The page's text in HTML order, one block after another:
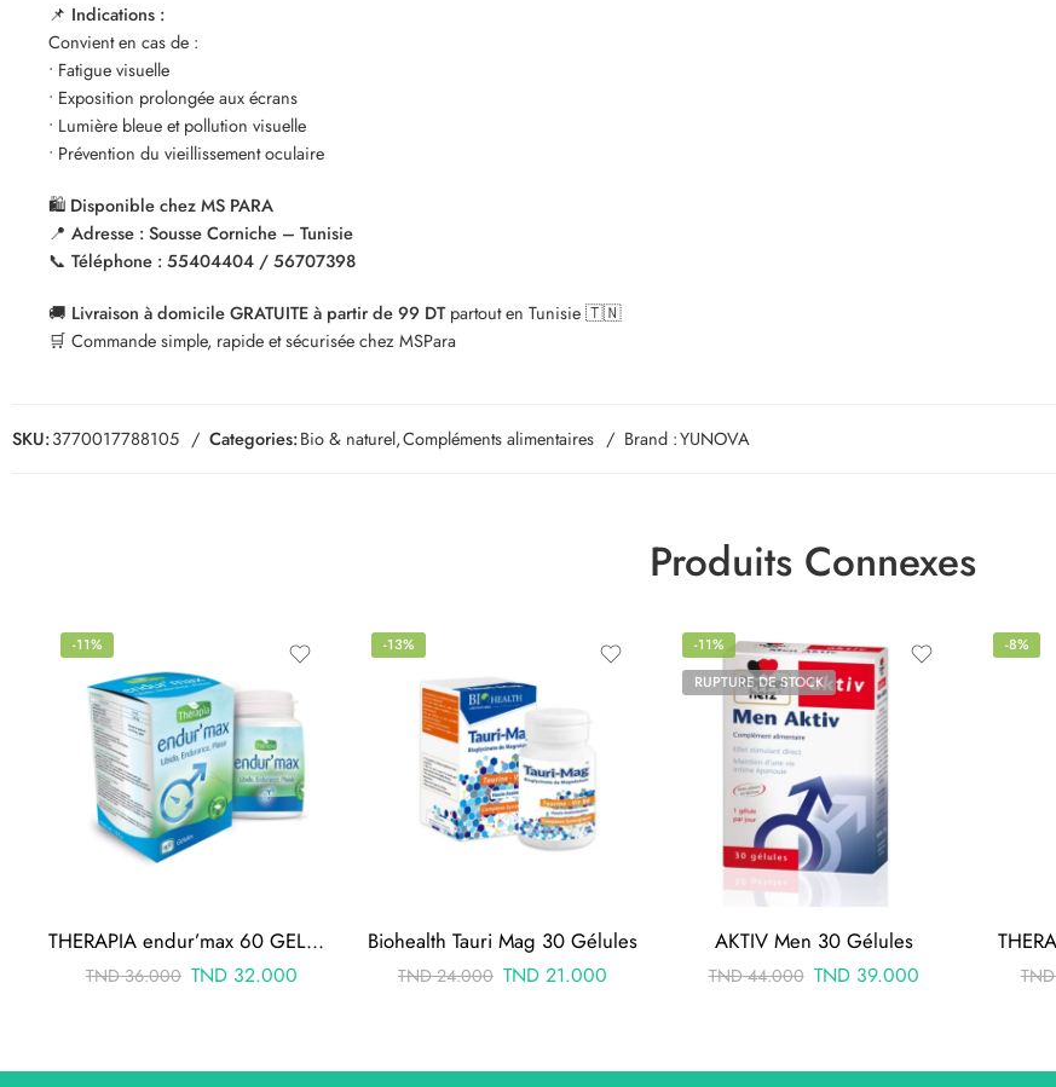
📌 Indications :
Convient en cas de :
• Fatigue visuelle
• Exposition prolongée aux écrans
• Lumière bleue et pollution visuelle
• Prévention du vieillissement oculaire
🛍️ Disponible chez MS PARA
📍 Adresse : Sousse Corniche – Tunisie
📞 Téléphone : 55404404 / 56707398
🚚 Livraison à domicile GRATUITE à partir de 99 DTpartout en Tunisie 🇹🇳
🛒 Commande simple, rapide et sécurisée chez MSPara
SKU:3770017788105 Categories:Bio & naturel,Compléments alimentaires Brand :YUNOVA
Produits Connexes
-11%
THERAPIA endur’max 60 GELULES
TND36.000 TND 32.000
-13%
Biohealth Tauri Mag 30 Gélules
TND24.000 TND 21.000
-11%
RUPTURE DE STOCK
AKTIV Men 30 Gélules
TND44.000 TND39.000
-8%
TND